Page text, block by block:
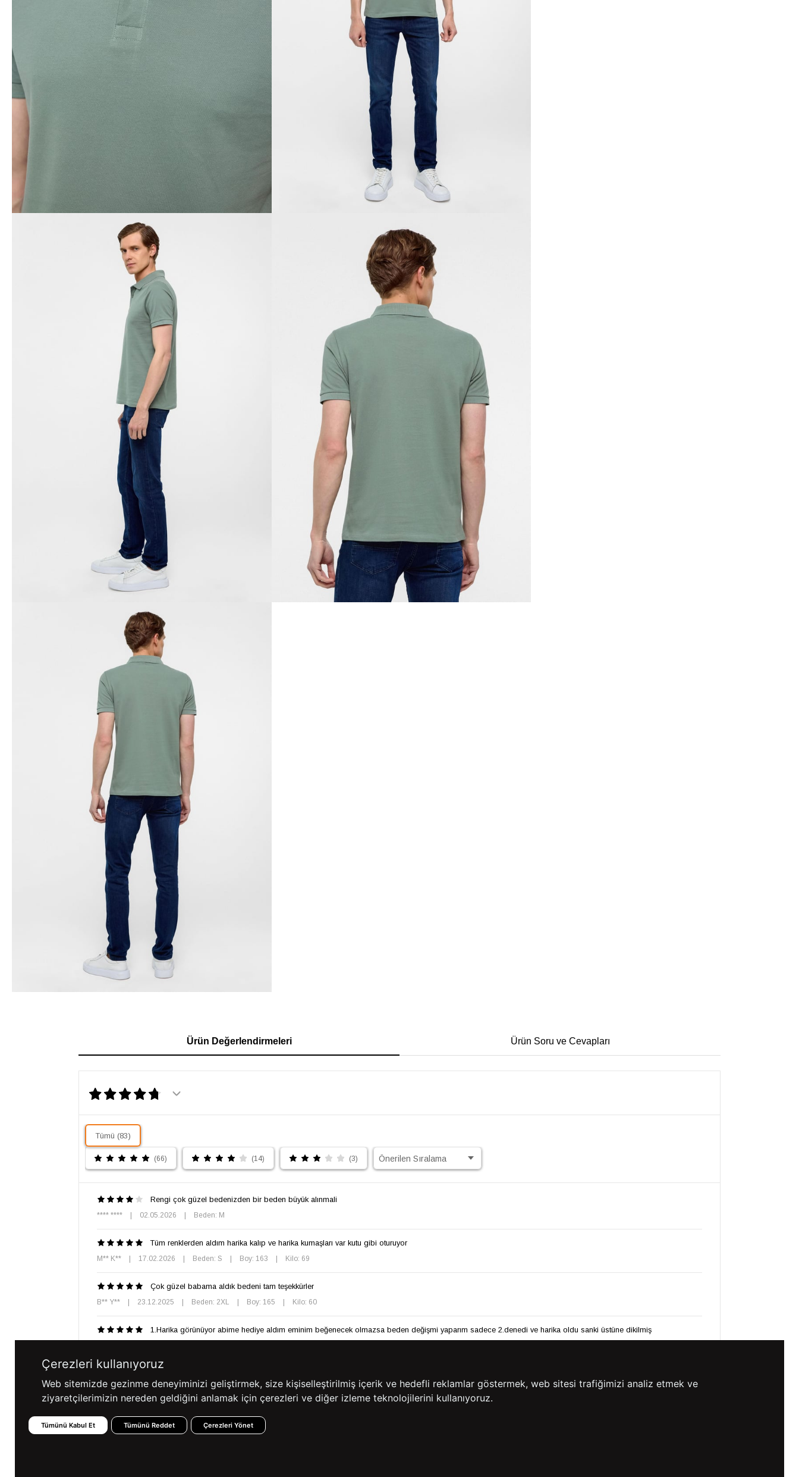
Ürün Değerlendirmeleri Ürün Soru ve Cevapları
Tümü (83)
(66) (14) (3)
Rengi çok güzel bedenizden bir beden büyük alınmali
**** **** 02.05.2026 Beden: M
Tüm renklerden aldım harika kalıp ve harika kumaşları var kutu gibi oturuyor
M** K** 17.02.2026 Beden: S Boy: 163 Kilo: 69
Çok güzel babama aldık bedeni tam teşekkürler
B** Y** 23.12.2025 Beden: 2XL Boy: 165 Kilo: 60
1.Harika görünüyor abime hediye aldım eminim beğenecek olmazsa beden değişmi yaparım sadece 2.denedi ve harika oldu sanki üstüne dikilmiş
İ** O** | 13.10.2025 | Beden: 2XL | Boy: 169 | Kilo: 99
Çerezleri kullanıyoruz
Web sitemizde gezinme deneyiminizi geliştirmek, size kişiselleştirilmiş içerik ve hedefli reklamlar göstermek, web sitesi trafiğimizi analiz etmek ve
ziyaretçilerimizin nereden geldiğini anlamak için çerezleri ve diğer izleme teknolojilerini kullanıyoruz.
Tümünü Kabul Et Tümünü Reddet Çerezleri Yönet